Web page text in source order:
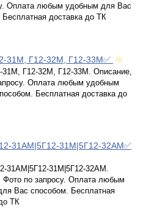
Оплата любым удобным для Вас
доставка до ТК
31М, Г12-32М, Г12-33М✅
31М, Г12-32М, Г12-33М. Описание,
Оплата любым удобным
Бесплатная доставка до
31АМ|5Г12-31М|5Г12-32АМ✅
31АМ|5Г12-31М|5Г12-32АМ.
Фото по запросу. Оплата любым
Вас способом. Бесплатная
ТК